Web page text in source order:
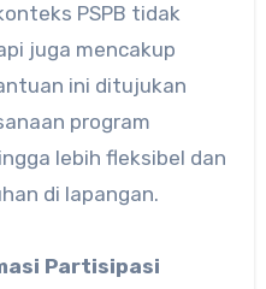
PSPB tidak
juga mencakup
ini ditujukan
program
lebih fleksibel dan
di lapangan.
Partisipasi